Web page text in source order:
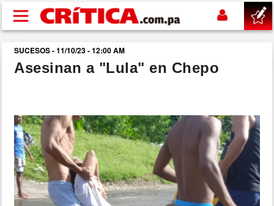
Pasar al contenido principal
buscar
NACIONAL
POLÍTICA
SHOW
SUCESOS - 11/10/23 - 12:00 AM
Asesinan a "Lula" en Chepo